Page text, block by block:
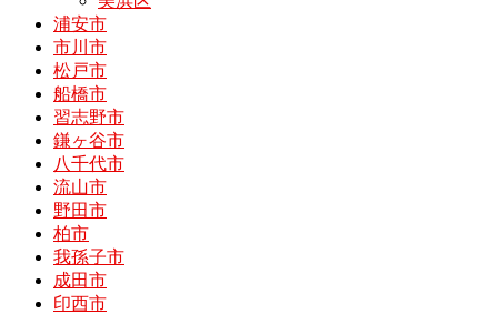
浦安市
市川市
松戸市
船橋市
習志野市
鎌ヶ谷市
八千代市
流山市
野田市
柏市
我孫子市
成田市
印西市